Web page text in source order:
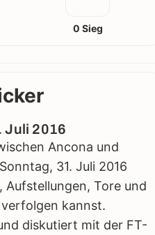
0 Sieg
Juli 2016
Ancona und
31. Juli 2016
Aufstellungen, Tore und
kannst.
diskutiert mit der FT-